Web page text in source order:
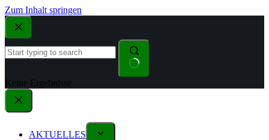
Zum Inhalt springen
Keine Ergebnisse
AKTUELLES